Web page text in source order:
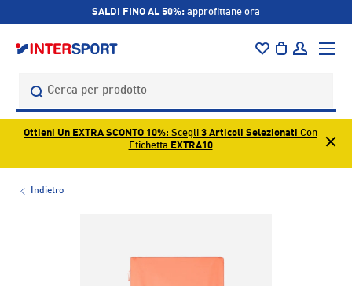
SALDI FINO AL 50%: approfittane ora
Cerca
BorsaAccedi
Menu
Ottieni Un EXTRA SCONTO 10%: Scegli 3 Articoli Selezionati Con
Etichetta EXTRA10
Indietro